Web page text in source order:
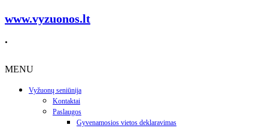
www.vyzuonos.lt
.
MENU
Vyžuonų seniūnija
Kontaktai
Paslaugos
Gyvenamosios vietos deklaravimas